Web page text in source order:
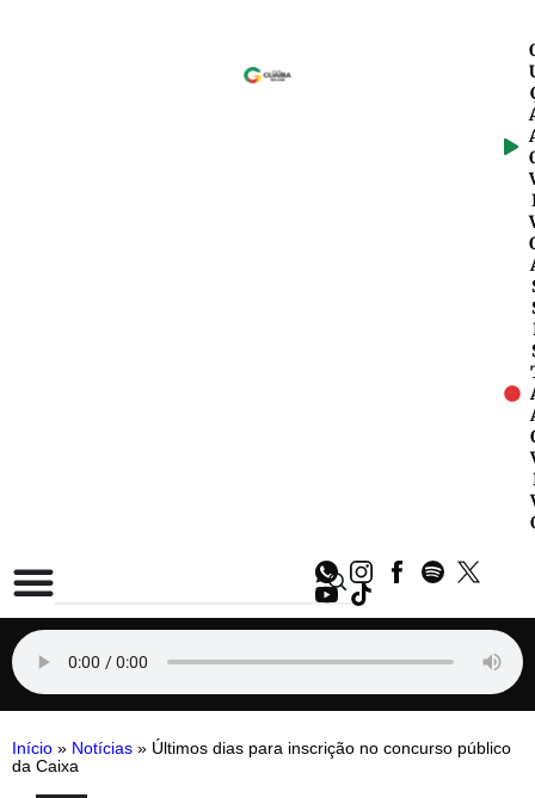
Início » Notícias » Últimos dias para inscrição no concurso público
da Caixa